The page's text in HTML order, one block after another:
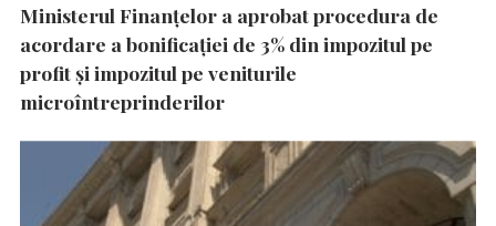
Ministerul Finanțelor a aprobat procedura de
acordare a bonificației de 3% din impozitul pe
profit și impozitul pe veniturile
microîntreprinderilor